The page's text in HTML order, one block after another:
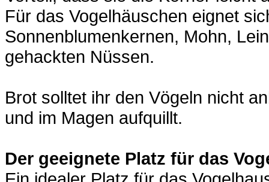
Für das Vogelhäuschen eignet
Sonnenblumenkernen, Mohn,
gehackten Nüssen.
Brot solltet ihr den Vögeln nicht
und im Magen aufquillt.
Der geeignete Platz für das